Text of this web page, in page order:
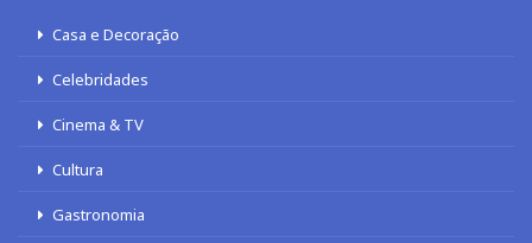
Casa e Decoração
Celebridades
Cinema & TV
Cultura
Gastronomia